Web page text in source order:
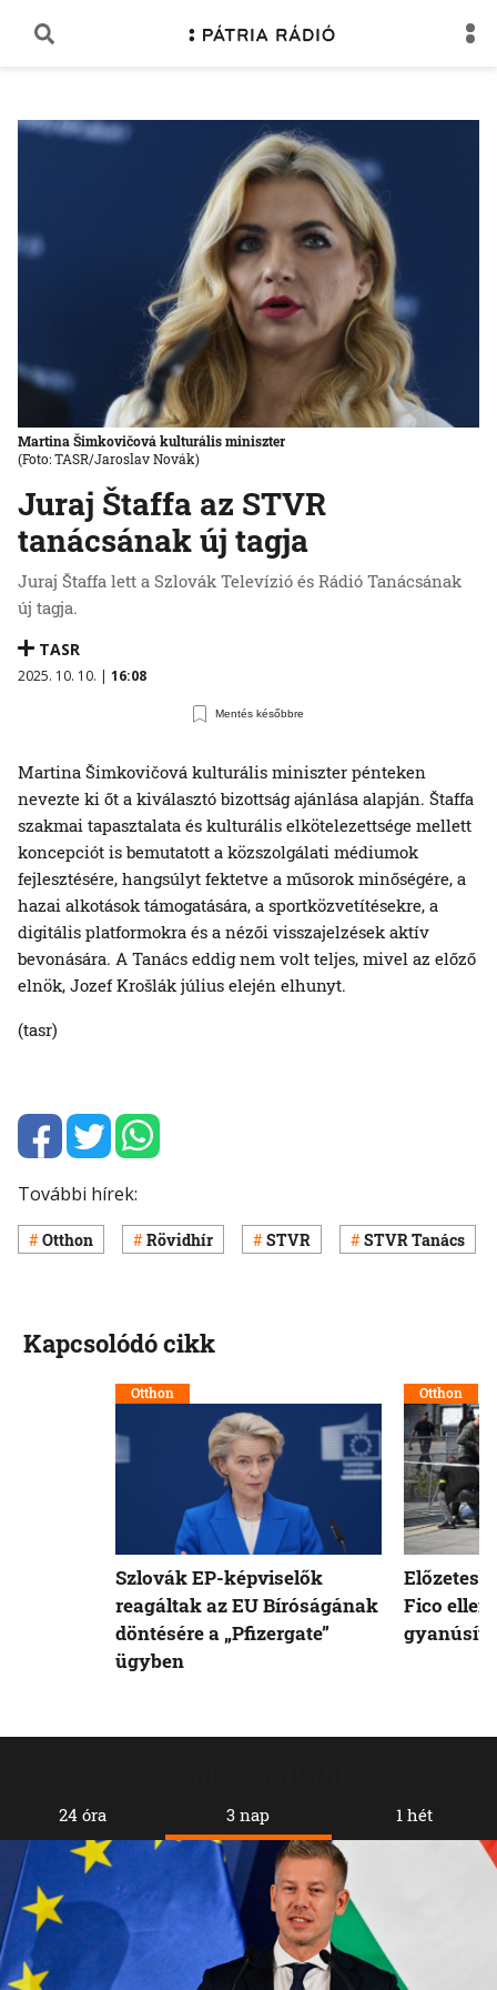
Juraj Štaffa az STVR
tanácsának új tagja
Juraj Štaffa lett a Szlovák Televízió és Rádió Tanácsának
új tagja.
TASR
2025. 10. 10. | 16:08
Mentés későbbre
Martina Šimkovičová kulturális miniszter
(Foto: TASR/Jaroslav Novák)
Martina Šimkovičová kulturális miniszter pénteken
nevezte ki őt a kiválasztó bizottság ajánlása alapján. Štaffa
szakmai tapasztalata és kulturális elkötelezettsége mellett
koncepciót is bemutatott a közszolgálati médiumok
fejlesztésére, hangsúlyt fektetve a műsorok minőségére, a
hazai alkotások támogatására, a sportközvetítésekre, a
digitális platformokra és a nézői visszajelzések aktív
bevonására. A Tanács eddig nem volt teljes, mivel az előző
elnök, Jozef Krošlák július elején elhunyt.
(tasr)
További hírek:
Otthon Rövidhír STVR STVR Tanács
24 óra 3 nap 1 hét
Kapcsolódó cikk
Otthon
Szlovák EP-képviselők
reagáltak az EU Bíróságának
döntésére a „Pfizergate”
ügyben
Otthon
Fico